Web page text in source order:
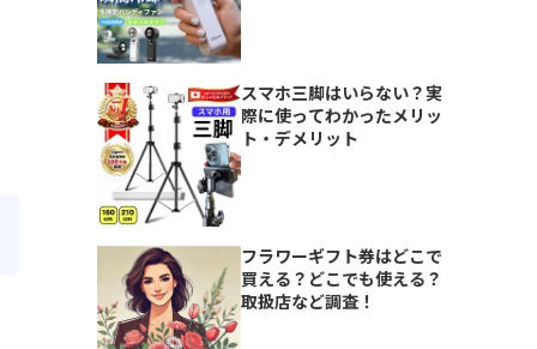
スマホ三脚はいらない？実
際に使ってわかったメリッ
ト・デメリット
フラワーギフト券はどこで
買える？どこでも使える？
取扱店など調査！